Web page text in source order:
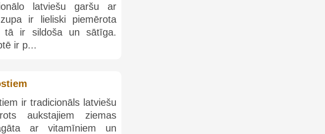
latviešu garšu ar
ir lieliski piemērota
tā ir sildoša un sātīga.
ir p...
ir tradicionāls latviešu
aukstajiem ziemas
ar vitamīniem un